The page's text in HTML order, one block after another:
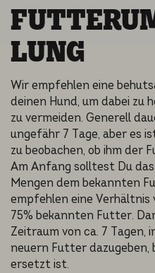
LUNG
Wir empfehlen eine
deinen Hund, um dabei zu
zu vermeiden. Generell
ungefähr 7 Tage, aber es
zu beobachen, ob ihm der
Am Anfang solltest Du
Mengen dem bekannten
empfehlen eine Verhältnis
75% bekannten Futter.
Zeitraum von ca. 7 Tagen,
neuern Futter dazugeben,
ersetzt ist.